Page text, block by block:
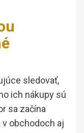
sledovať,
ich nákupy sú
sa začína
obchodoch aj